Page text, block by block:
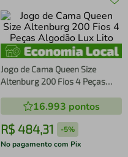
Jogo de Cama Queen Size
Altenburg 200 Fios 4 Peças
16.993 pontos
R$ 484,31 -5%
No pagamento com Pix